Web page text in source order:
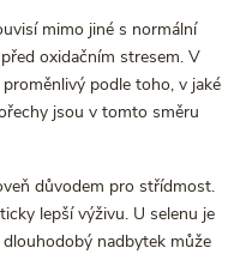
mimo jiné s normální
oxidačním stresem. V
podle toho, v jaké
jsou v tomto směru
důvodem pro střídmost.
lepší výživu. U selenu je
nadbytek může